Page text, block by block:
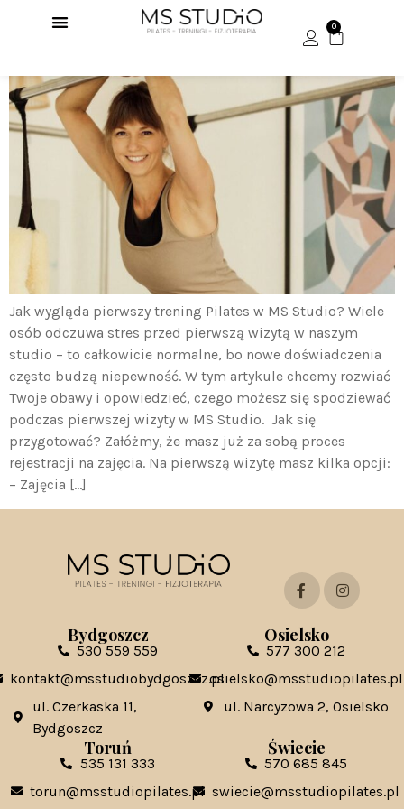
0
Jak wygląda pierwszy trening Pilates w MS Studio? Wiele
osób odczuwa stres przed pierwszą wizytą w naszym
studio – to całkowicie normalne, bo nowe doświadczenia
często budzą niepewność. W tym artykule chcemy rozwiać
Twoje obawy i opowiedzieć, czego możesz się spodziewać
podczas pierwszej wizyty w MS Studio. Jak się
przygotować? Załóżmy, że masz już za sobą proces
rejestracji na zajęcia. Na pierwszą wizytę masz kilka opcji:
– Zajęcia […]
Bydgoszcz
530 559 559
kontakt@msstudiobydgoszcz.pl
ul. Czerkaska 11,
Bydgoszcz
Osielsko
577 300 212
osielsko@msstudiopilates.pl
ul. Narcyzowa 2, Osielsko
Toruń
535 131 333
torun@msstudiopilates.pl
Świecie
570 685 845
swiecie@msstudiopilates.pl